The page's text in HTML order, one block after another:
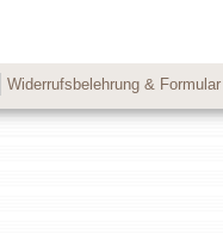
Widerrufsbelehrung & Formular